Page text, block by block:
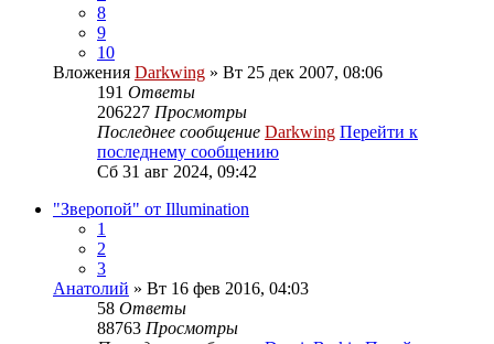
8
9
10
Вложения Darkwing » Вт 25 дек 2007, 08:06
191 Ответы
206227 Просмотры
Последнее сообщение Darkwing Перейти к
последнему сообщению
Сб 31 авг 2024, 09:42
"Зверопой" от Illumination
1
2
3
Анатолий » Вт 16 фев 2016, 04:03
58 Ответы
88763 Просмотры